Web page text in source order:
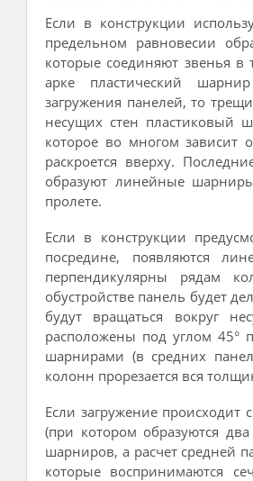
Если в конструкции
предельном равновесии
которые соединяют звенья в
арке пластический
загружения панелей, то
несущих стен пластиковый
которое во многом зависит
раскроется вверху.
образуют линейные
пролете.
Если в конструкции
посредине, появляются
перпендикулярны рядам
обустройстве панель будет
будут вращаться вокруг
расположены под углом 45°
шарнирами (в средних
колонн прорезается вся
Если загружение происходит
(при котором образуются
шарниров, а расчет средней
которые воспринимаются